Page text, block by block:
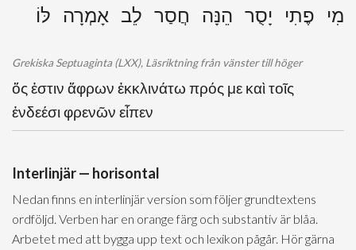
מִי פֶתִי יָסֻר הֵנָּה חֲסַר לֵב אָמְרָה לּוֹ
Grekiska Septuaginta (LXX), Läsriktning från vänster till höger
ὅς ἐστιν ἄφρων ἐκκλινάτω πρός με καὶ τοῖς
ἐνδεέσι φρενῶν εἶπεν
Interlinjär — horisontal
Nedan finns en interlinjär version som följer grundtextens
ordföljd. Verben har en orange färg och substantiv är blåa.
Arbetet med att bygga upp text och lexikon pågår. Hör gärna